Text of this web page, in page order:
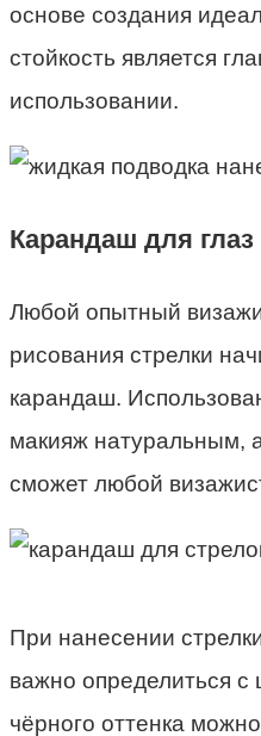
основе создания
стойкость является
использовании.
Карандаш для глаз
Любой опытный
рисования стрелки
карандаш.
макияж натуральным,
сможет любой
При нанесении
важно определиться с
чёрного оттенка